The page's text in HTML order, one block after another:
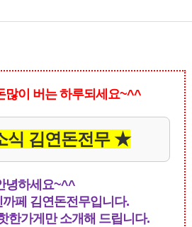
많이 버는 하루되세요~^^
식 김연돈전무 ★
녕하세요~^^
페 김연돈전무입니다.
한가게만 소개해 드립니다.